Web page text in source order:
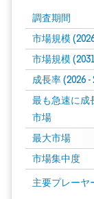
調査期間
市場規模
市場規模
成長率 (2026 -
最も急速に成
市場
最大市場
市場集中度
主要プレーヤ
画像 © Mordor